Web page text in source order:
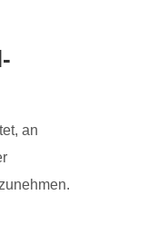
an